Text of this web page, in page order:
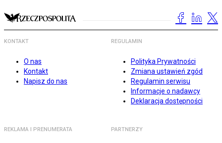
KONTAKT
O nas
Kontakt
Napisz do nas
REGULAMIN
Polityka Prywatności
Zmiana ustawień zgód
Regulamin serwisu
Informacje o nadawcy
Deklaracja dostępności
REKLAMA I PRENUMERATA PARTNERZY